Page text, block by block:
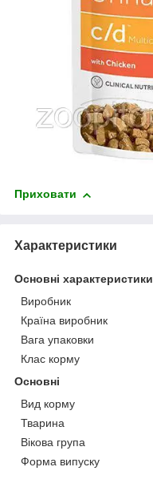
Приховати
Характеристики
Основні характеристики
Виробник
Країна виробник
Вага упаковки
Клас корму
Основні
Вид корму
Тварина
Вікова група
Форма випуску